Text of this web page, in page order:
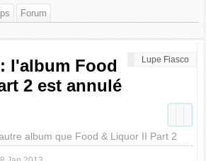
Forum
Lupe Fiasco
l'album Food
2 est annulé
album que Food & Liquor II Part 2